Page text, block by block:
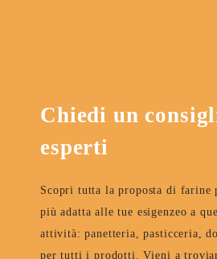
Chiedi un
esperti
Scopri tutta la proposta di farine
più adatta alle tue esigenzeo a
attività: panetteria, pasticceria,
per tutti i prodotti. Vieni a